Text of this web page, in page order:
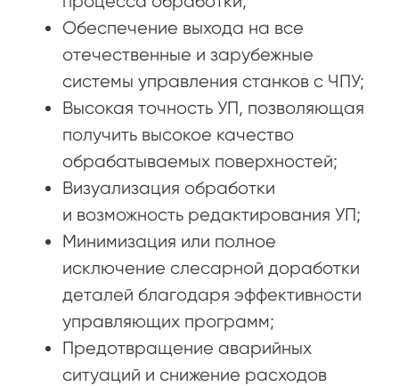
Обеспечение выхода на все
отечественные и зарубежные
системы управления станков с ЧПУ;
Высокая точность УП, позволяющая
получить высокое качество
обрабатываемых поверхностей;
Визуализация обработки
и возможность редактирования УП;
Минимизация или полное
исключение слесарной доработки
деталей благодаря эффективности
управляющих программ;
Предотвращение аварийных
ситуаций и снижение расходов